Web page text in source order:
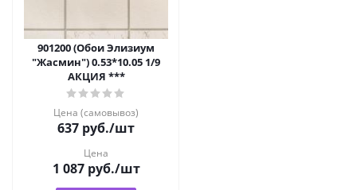
901200 (Обои Элизиум
"Жасмин") 0.53*10.05 1/9
АКЦИЯ ***
Цена (самовывоз)
637 руб./шт
Цена
1 087руб./шт